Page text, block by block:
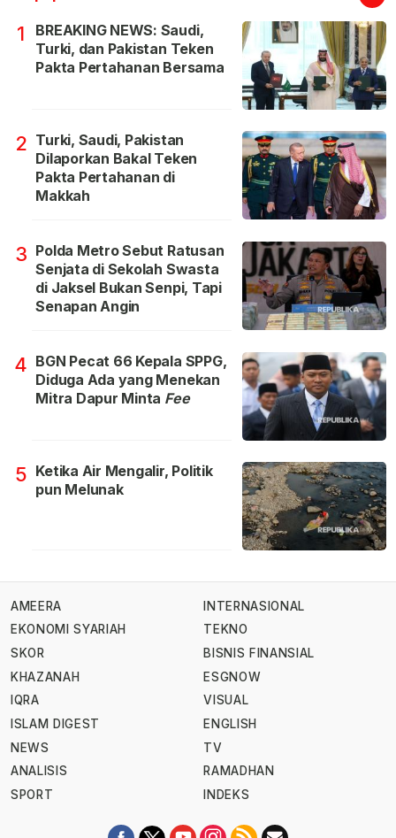
1
BREAKING NEWS: Saudi,
Turki, dan Pakistan Teken
Pakta Pertahanan Bersama
2 Turki, Saudi, Pakistan
Dilaporkan Bakal Teken
Pakta Pertahanan di
Makkah
3 Polda Metro Sebut Ratusan
Senjata di Sekolah Swasta
di Jaksel Bukan Senpi, Tapi
Senapan Angin
4 BGN Pecat 66 Kepala SPPG,
Diduga Ada yang Menekan
Mitra Dapur Minta Fee
5 Ketika Air Mengalir, Politik
pun Melunak
AMEERA
EKONOMI SYARIAH
SKOR
KHAZANAH
IQRA
ISLAM DIGEST
NEWS
ANALISIS
SPORT
INTERNASIONAL
TEKNO
BISNIS FINANSIAL
ESGNOW
VISUAL
ENGLISH
TV
RAMADHAN
INDEKS